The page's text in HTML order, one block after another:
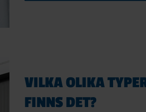
VILKA OLIKA
FINNS DET?